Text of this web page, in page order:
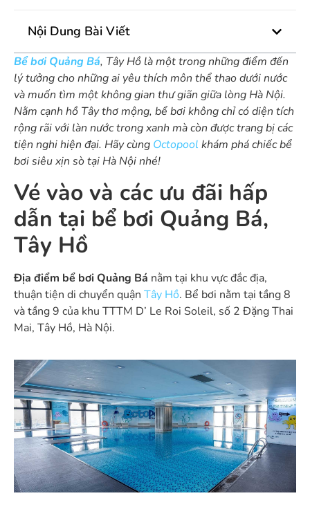
Nội Dung Bài Viết
Bể bơi Quảng Bá, Tây Hồ là một trong những điểm đến
lý tưởng cho những ai yêu thích môn thể thao dưới nước
và muốn tìm một không gian thư giãn giữa lòng Hà Nội.
Nằm cạnh hồ Tây thơ mộng, bể bơi không chỉ có diện tích
rộng rãi với làn nước trong xanh mà còn được trang bị các
tiện nghi hiện đại. Hãy cùng Octopool khám phá chiếc bể
bơi siêu xịn sò tại Hà Nội nhé!
Vé vào và các ưu đãi hấp
dẫn tại bể bơi Quảng Bá,
Tây Hồ
Địa điểm bể bơi Quảng Bá nằm tại khu vực đắc địa,
thuận tiện di chuyển quận Tây Hồ. Bể bơi nằm tại tầng 8
và tầng 9 của khu TTTM D’ Le Roi Soleil, số 2 Đặng Thai
Mai, Tây Hồ, Hà Nội.